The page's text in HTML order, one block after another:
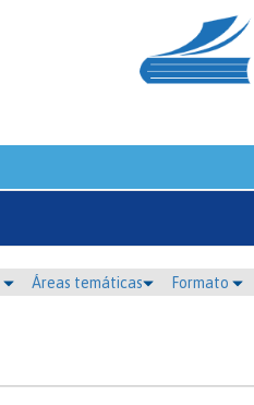
Áreas temáticas Formato